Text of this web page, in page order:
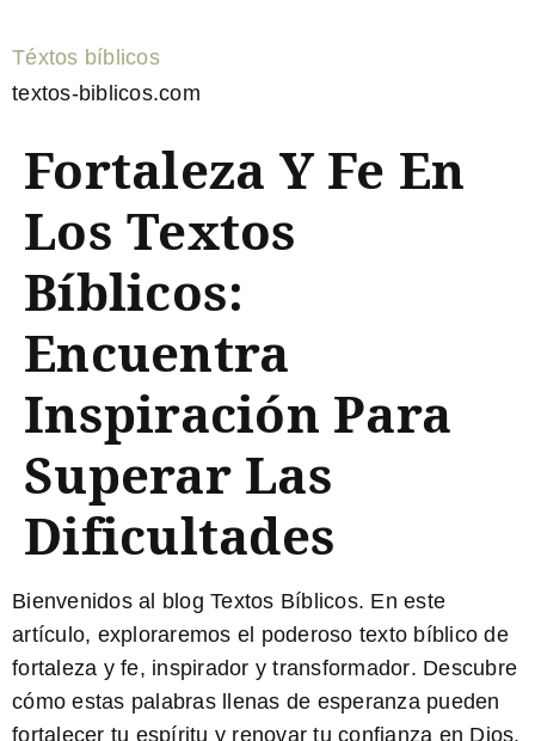
Téxtos bíblicos
textos-biblicos.com
Fortaleza Y Fe En
Los Textos
Bíblicos:
Encuentra
Inspiración Para
Superar Las
Dificultades
Bienvenidos al blog Textos Bíblicos. En este
artículo, exploraremos el poderoso texto bíblico de
fortaleza y fe, inspirador y transformador. Descubre
cómo estas palabras llenas de esperanza pueden
fortalecer tu espíritu y renovar tu confianza en Dios.